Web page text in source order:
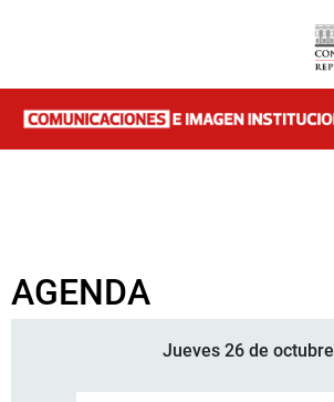
AGENDA
Jueves 26 de octubre